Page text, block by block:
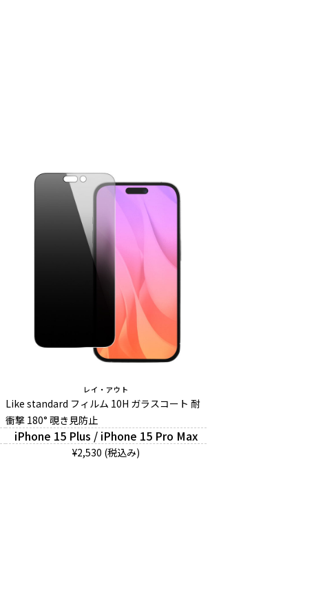
レイ・アウト
Like standard フィルム 10H ガラスコート 耐
衝撃 180° 覗き見防止
iPhone 15 Plus / iPhone 15 Pro Max
¥2,530 (税込み)